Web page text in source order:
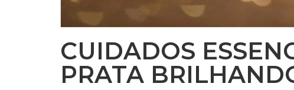
CUIDADOS
PRATA